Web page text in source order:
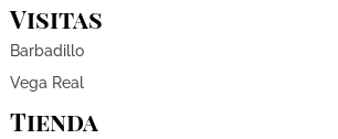
Visitas
Barbadillo
Vega Real
Tienda